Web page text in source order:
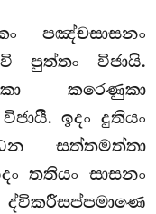
පඤ්චසාසනං
පුත්තං විජායි.
කරෙණුකා
ඉදං දුතියං
සත්තමත්තා
තතියං සාසනං